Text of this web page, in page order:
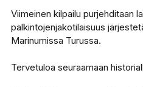
Viimeinen kilpailu purjehditaan
palkintojenjakotilaisuus
Marinumissa Turussa.
Tervetuloa seuraamaan